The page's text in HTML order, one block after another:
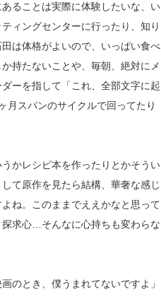
ることは実際に体験したいな、い
ィングセンターに行ったり、知り
は体格がよいので、いっぱい食べ
持たないことや、毎朝、絶対にメ
ーを指して「これ、全部文字に起
月スパンのサイクルで回ってたり
かレシピ本を作ったりとかそうい
て原作を見たら結構、華奢な感じ
ね。このままでええかなと思って
探求心…そんなに心持ちも変わらな
のとき、僕うまれてないですよ」